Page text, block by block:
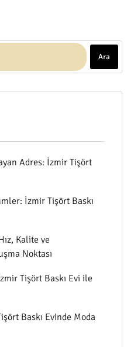
Ara
Adres: İzmir Tişört
İzmir Tişört Baskı
Kalite ve
Noktası
Tişört Baskı Evi ile
Baskı Evinde Moda